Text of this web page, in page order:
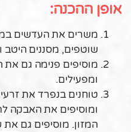
אופן ההכנה:
משרים את העדשים
שוטפים, מסננים היטב
מוסיפים פנימה גם
ומפעילים.
טוחנים בנפרד את
ומוסיפים את האבקה
המזון. מוסיפים גם